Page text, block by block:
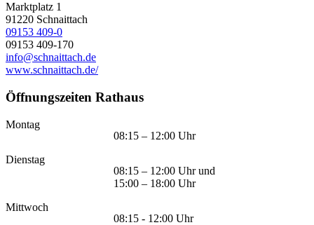
Marktplatz 1
91220 Schnaittach
09153 409-0
09153 409-170
info@schnaittach.de
www.schnaittach.de/
Öffnungszeiten Rathaus
Montag
08:15 – 12:00 Uhr
Dienstag
08:15 – 12:00 Uhr und
15:00 – 18:00 Uhr
Mittwoch
08:15 - 12:00 Uhr